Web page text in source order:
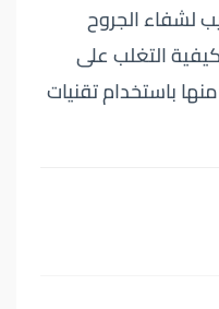
لشفاء الجروح
التغلب على
باستخدام تقنيات